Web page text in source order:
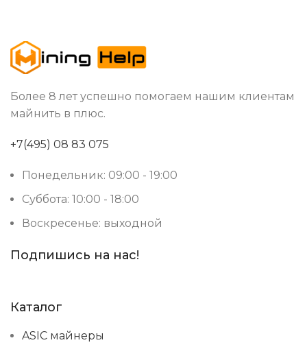
Более 8 лет успешно помогаем нашим клиентам
майнить в плюс.
+7(495) 08 83 075
Понедельник: 09:00 - 19:00
Суббота: 10:00 - 18:00
Воскресенье: выходной
Подпишись на нас!
Каталог
ASIC майнеры